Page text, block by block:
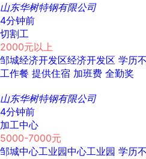
山东华树特钢有限公司
4分钟前
切割工
2000元以上
邹城经济开发区经济开发区 学历
工作餐 提供住宿 加班费 全勤奖
山东华树特钢有限公司
4分钟前
加工中心
5000-7000元
邹城中心工业园中心工业园 学历